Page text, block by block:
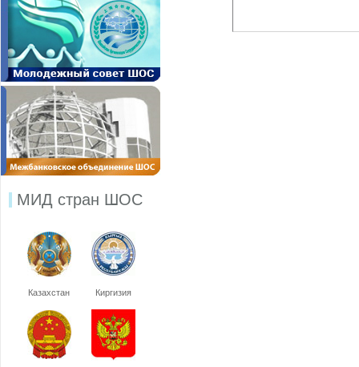
МИД стран ШОС
Казахстан Киргизия